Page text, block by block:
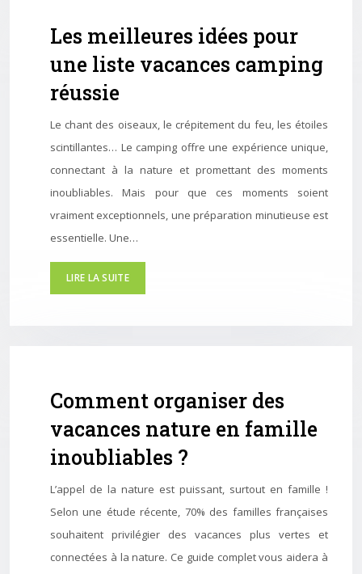
Les meilleures idées pour
une liste vacances camping
réussie
Le chant des oiseaux, le crépitement du feu, les étoiles
scintillantes… Le camping offre une expérience unique,
connectant à la nature et promettant des moments
inoubliables. Mais pour que ces moments soient
vraiment exceptionnels, une préparation minutieuse est
essentielle. Une…
LIRE LA SUITE
Comment organiser des
vacances nature en famille
inoubliables ?
L’appel de la nature est puissant, surtout en famille !
Selon une étude récente, 70% des familles françaises
souhaitent privilégier des vacances plus vertes et
connectées à la nature. Ce guide complet vous aidera à